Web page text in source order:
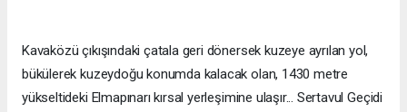
Kavaközü çıkışındaki çatala geri dönersek kuzeye ayrılan yol,
bükülerek kuzeydoğu konumda kalacak olan, 1430 metre
yükseltideki Elmapınarı kırsal yerleşimine ulaşır... Sertavul Geçidi